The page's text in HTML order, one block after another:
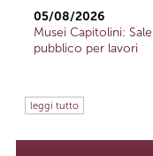
05/08/2026
Musei Capitolini:
pubblico per lavori
leggi tutto